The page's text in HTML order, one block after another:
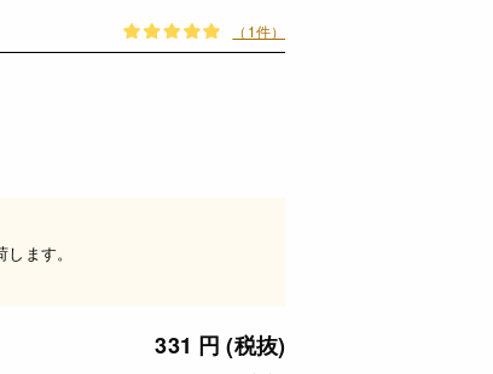
（1件）
します。
331 円 (税抜)